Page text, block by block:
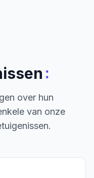
:
over hun
van onze